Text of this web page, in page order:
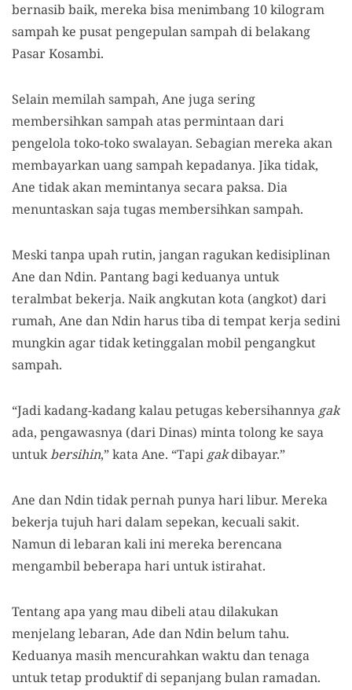
bernasib baik, mereka bisa menimbang 10 kilogram
sampah ke pusat pengepulan sampah di belakang
Pasar Kosambi.
Selain memilah sampah, Ane juga sering
membersihkan sampah atas permintaan dari
pengelola toko-toko swalayan. Sebagian mereka akan
membayarkan uang sampah kepadanya. Jika tidak,
Ane tidak akan memintanya secara paksa. Dia
menuntaskan saja tugas membersihkan sampah.
Meski tanpa upah rutin, jangan ragukan kedisiplinan
Ane dan Ndin. Pantang bagi keduanya untuk
teralmbat bekerja. Naik angkutan kota (angkot) dari
rumah, Ane dan Ndin harus tiba di tempat kerja sedini
mungkin agar tidak ketinggalan mobil pengangkut
sampah.
“Jadi kadang-kadang kalau petugas kebersihannya gak
ada, pengawasnya (dari Dinas) minta tolong ke saya
untukbersihin,” kata Ane. “Tapi gakdibayar.”
Ane dan Ndin tidak pernah punya hari libur. Mereka
bekerja tujuh hari dalam sepekan, kecuali sakit.
Namun di lebaran kali ini mereka berencana
mengambil beberapa hari untuk istirahat.
Tentang apa yang mau dibeli atau dilakukan
menjelang lebaran, Ade dan Ndin belum tahu.
Keduanya masih mencurahkan waktu dan tenaga
untuk tetap produktif di sepanjang bulan ramadan.